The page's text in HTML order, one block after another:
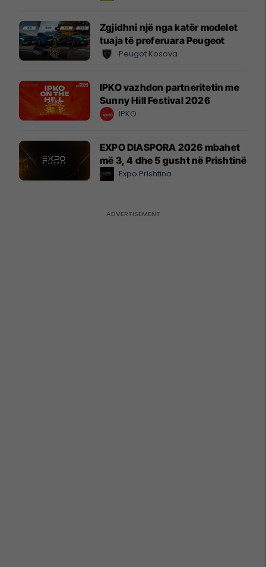
Zgjidhni një nga katër modelet
tuaja të preferuara Peugeot
Peugot Kosova
IPKO vazhdon partneritetin me
Sunny Hill Festival 2026
IPKO
EXPO DIASPORA 2026 mbahet
më 3, 4 dhe 5 gusht në Prishtinë
Expo Prishtina